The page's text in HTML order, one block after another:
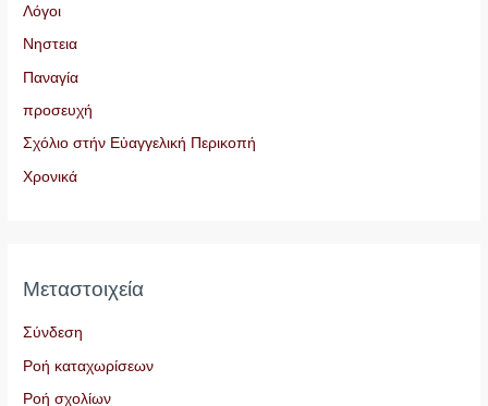
Λόγοι
Νηστεια
Παναγία
προσευχή
Σχόλιο στήν Εὐαγγελική Περικοπή
Χρονικά
Μεταστοιχεία
Σύνδεση
Ροή καταχωρίσεων
Ροή σχολίων